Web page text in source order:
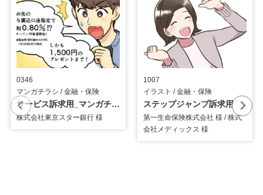
0346
マンガチラシ / 金融・保険
サービス訴求用_マンガチラシ
株式会社東京スター銀行 様
1007
イラスト / 金融・保険
ステップジャンプ訴求用_イラスト
第一生命保険株式会社 様 / 株式
会社メディックス 様